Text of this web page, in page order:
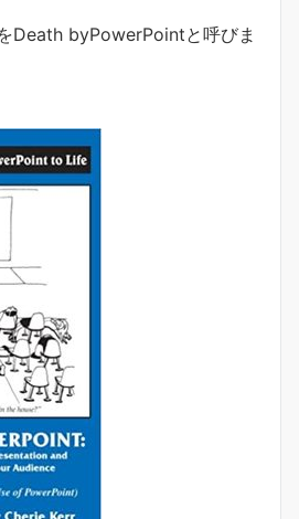
Death byPowerPointと呼びま